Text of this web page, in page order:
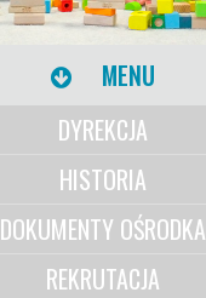
MENU
DYREKCJA
HISTORIA
DOKUMENTY OŚRODKA
REKRUTACJA